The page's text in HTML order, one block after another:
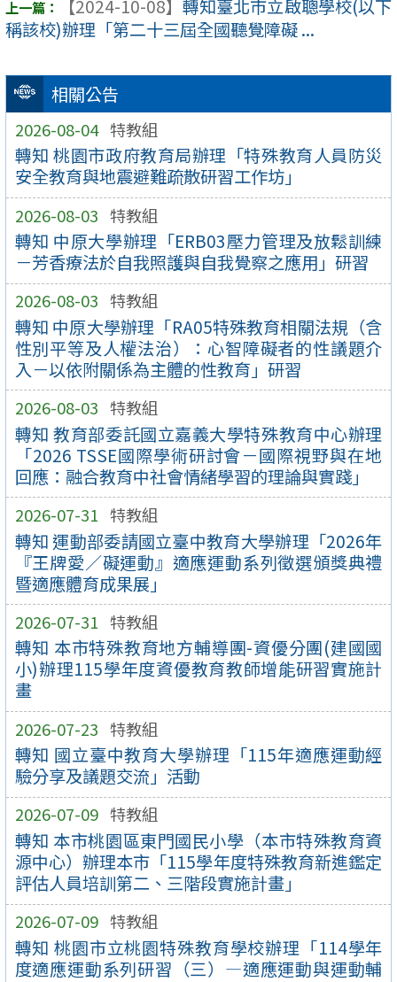
相關公告
2026-08-04 特教組
轉知 桃園市政府教育局辦理「特殊教育人員防災
安全教育與地震避難疏散研習工作坊」
2026-08-03 特教組
轉知 中原大學辦理「ERB03壓力管理及放鬆訓練
－芳香療法於自我照護與自我覺察之應用」研習
2026-08-03 特教組
轉知 中原大學辦理「RA05特殊教育相關法規（含
性別平等及人權法治）：心智障礙者的性議題介
入－以依附關係為主體的性教育」研習
2026-08-03 特教組
轉知 教育部委託國立嘉義大學特殊教育中心辦理
「2026 TSSE國際學術研討會－國際視野與在地
回應：融合教育中社會情緒學習的理論與實踐」
2026-07-31 特教組
轉知 運動部委請國立臺中教育大學辦理「2026年
『王牌愛／礙運動』適應運動系列徵選頒獎典禮
暨適應體育成果展」
2026-07-31 特教組
轉知 本市特殊教育地方輔導團-資優分團(建國國
小)辦理115學年度資優教育教師增能研習實施計
畫
2026-07-23 特教組
轉知 國立臺中教育大學辦理「115年適應運動經
驗分享及議題交流」活動
2026-07-09 特教組
轉知 本市桃園區東門國民小學（本市特殊教育資
源中心）辦理本市「115學年度特殊教育新進鑑定
評估人員培訓第二、三階段實施計畫」
2026-07-09 特教組
轉知 桃園市立桃園特殊教育學校辦理「114學年
度適應運動系列研習（三）—適應運動與運動輔
【2024-10-08】 轉知臺北市立啟聰學校(以下
稱該校)辦理「第二十三屆全國聽覺障礙 ...